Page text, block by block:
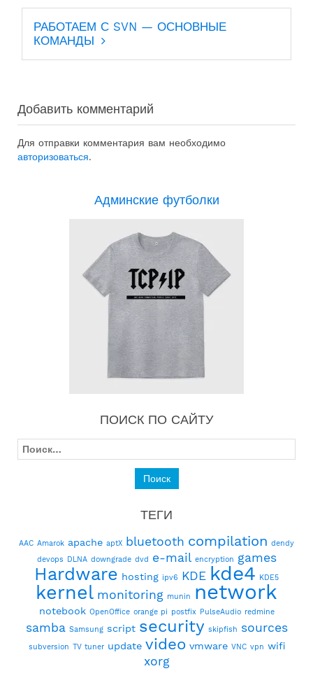
записям
РАБОТАЕМ С SVN — ОСНОВНЫЕ
КОМАНДЫ
Добавить комментарий
Для отправки комментария вам необходимо
авторизоваться.
Админские футболки
ПОИСК ПО САЙТУ
Найти:
ТЕГИ
AAC Amarok apache aptX bluetooth compilation dendy
devops
DLNA downgrade dvd e-mail encryption games
Hardware hosting ipv6 KDE kde4 KDE5
kernel monitoring munin network
notebook OpenOffice orange pi postfix PulseAudio redmine
samba Samsung script security skipfish sources
subversion TV tuner update video vmware VNC vpn wifi
xorg